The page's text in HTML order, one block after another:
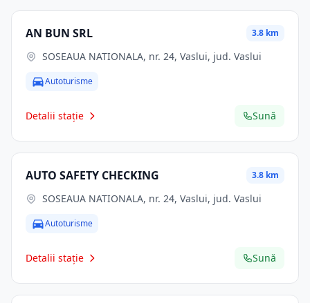
AN BUN SRL 3.8 km
SOSEAUA NATIONALA, nr. 24, Vaslui, jud. Vaslui
Autoturisme
Detalii stație Sună
AUTO SAFETY CHECKING 3.8 km
SOSEAUA NATIONALA, nr. 24, Vaslui, jud. Vaslui
Autoturisme
Detalii stație Sună